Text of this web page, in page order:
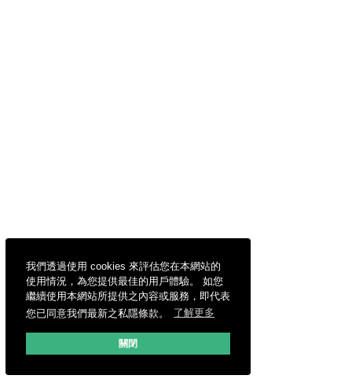
我們透過使用 cookies 來評估您在本網站的
使用情況，為您提供最佳的用戶體驗。 如您
繼續使用本網站所提供之內容或服務，即代表
您已同意我們最新之私隱條款。
了解更多
關閉